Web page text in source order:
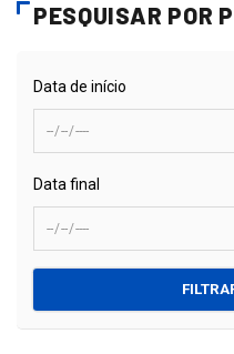
PESQUISAR POR
Data de início
Data final